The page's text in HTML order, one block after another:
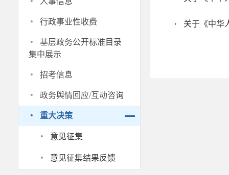
· 行政事业性收费
·
基层政务公开标准目录
集中展示
· 招考信息
· 政务舆情回应/互动咨询
· 重大决策
· 意见征集
· 意见征集结果反馈